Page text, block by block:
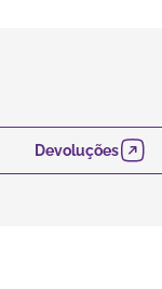
Devoluções